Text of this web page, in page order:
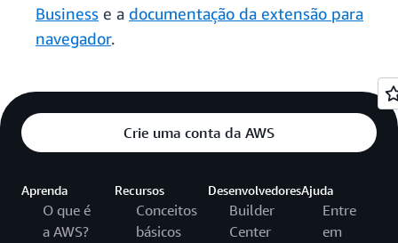
Business e a documentação da extensão para
navegador.
Crie uma conta da AWS
Aprenda
O que é
a AWS?
Recursos
Conceitos
básicos
Desenvolvedores
Builder
Center
Ajuda
Entre
em